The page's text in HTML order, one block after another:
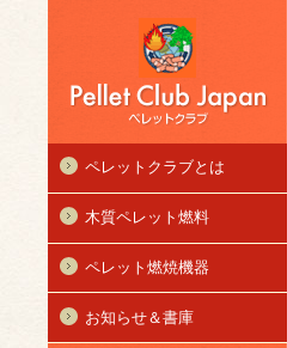
ペレットクラブとは
木質ペレット燃料
ペレット燃焼機器
お知らせ＆書庫